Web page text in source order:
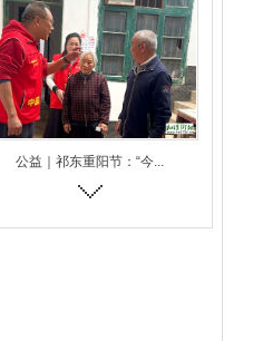
公益｜祁东重阳节：“今...